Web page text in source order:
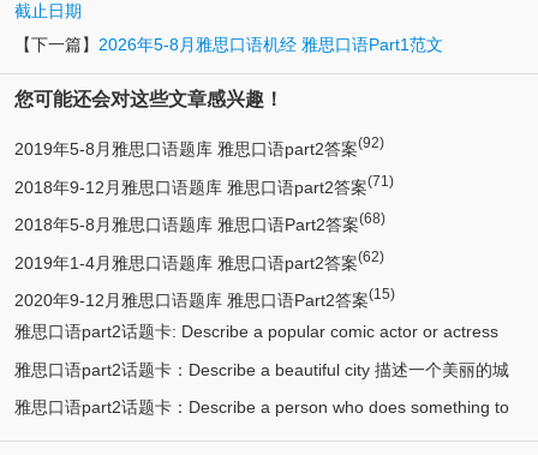
截止日期
【下一篇】 2026年5-8月雅思口语机经 雅思口语Part1范文
您可能还会对这些文章感兴趣！
2019年5-8月雅思口语题库 雅思口语part2答案(92)
2018年9-12月雅思口语题库 雅思口语part2答案(71)
2018年5-8月雅思口语题库 雅思口语Part2答案(68)
2019年1-4月雅思口语题库 雅思口语part2答案(62)
2020年9-12月雅思口语题库 雅思口语Part2答案(15)
雅思口语part2话题卡: Describe a popular comic actor or actress
you know 描述一个喜剧演员(13)
雅思口语part2话题卡：Describe a beautiful city 描述一个美丽的城
市/漂亮的城市(12)
雅思口语part2话题卡：Describe a person who does something to
(11)